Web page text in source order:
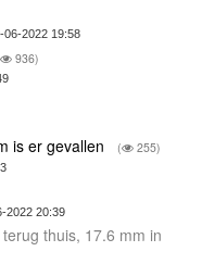
06-2022 19:58
936)
is er gevallen ( 255)
2022 20:39
thuis, 17.6 mm in